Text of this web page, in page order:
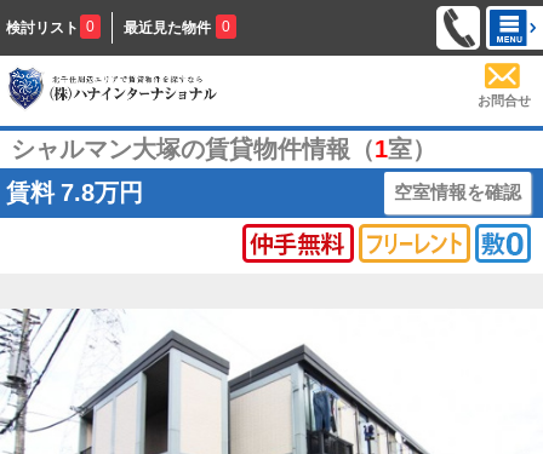
検討リスト 0 最近見た物件 0
お問合せ
シャルマン大塚の賃貸物件情報（1室）
賃料 7.8万円 空室情報を確認